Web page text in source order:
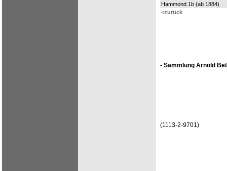
Hammond 1b (ab 1884)
<zurück
- Sammlung Arnold
(1113-2-9701)